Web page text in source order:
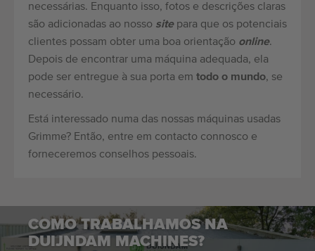
necessárias. Enquanto isso, fotos e descrições claras
são adicionadas ao nosso sitepara que os potenciais
clientes possam obter uma boa orientação online.
Depois de encontrar uma máquina adequada, ela
pode ser entregue à sua porta em todo o mundo, se
necessário.
Está interessado numa das nossas máquinas usadas
Grimme? Então, entre em contacto connosco e
forneceremos conselhos pessoais.
COMO TRABALHAMOS NA
DUIJNDAM MACHINES?